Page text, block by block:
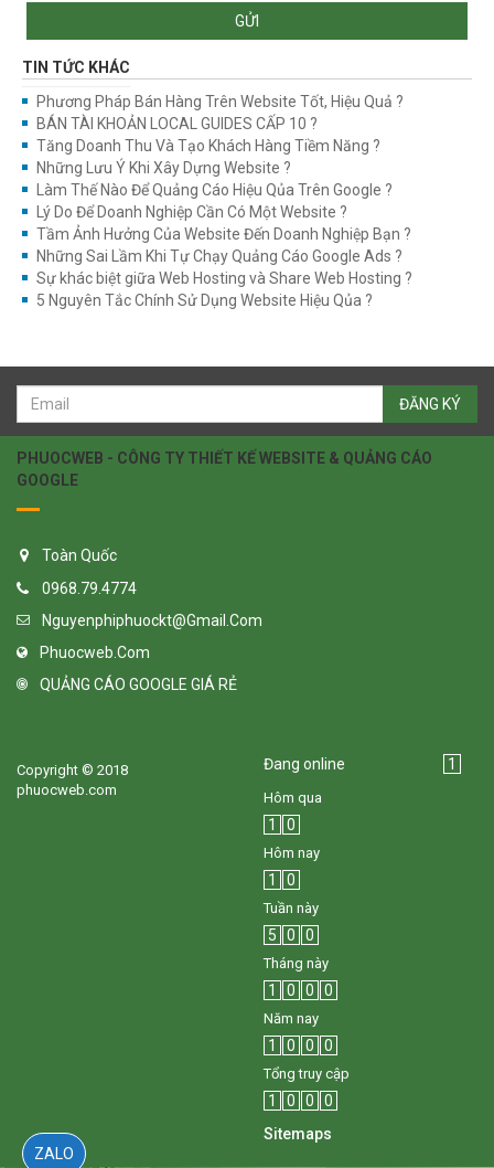
GỬI
TIN TỨC KHÁC
Phương Pháp Bán Hàng Trên Website Tốt, Hiệu Quả ?
BÁN TÀI KHOẢN LOCAL GUIDES CẤP 10 ?
Tăng Doanh Thu Và Tạo Khách Hàng Tiềm Năng ?
Những Lưu Ý Khi Xây Dựng Website ?
Làm Thế Nào Để Quảng Cáo Hiệu Qủa Trên Google ?
Lý Do Để Doanh Nghiệp Cần Có Một Website ?
Tầm Ảnh Hưởng Của Website Đến Doanh Nghiệp Bạn ?
Những Sai Lầm Khi Tự Chạy Quảng Cáo Google Ads ?
Sự khác biệt giữa Web Hosting và Share Web Hosting ?
5 Nguyên Tắc Chính Sử Dụng Website Hiệu Qủa ?
ĐĂNG KÝ
PHUOCWEB - CÔNG TY THIẾT KẾ WEBSITE & QUẢNG CÁO
GOOGLE
Toàn Quốc
0968.79.4774
Nguyenphiphuockt@gmail.com
Phuocweb.com
QUẢNG CÁO GOOGLE GIÁ RẺ
Copyright © 2018
phuocweb.com
Đang online 1
Hôm qua
1 0
Hôm nay
1 0
Tuần này
5 0 0
Tháng này
1 0 0 0
Năm nay
1 0 0 0
Tổng truy cập
1 0 0
0
Sitemaps
ZALO